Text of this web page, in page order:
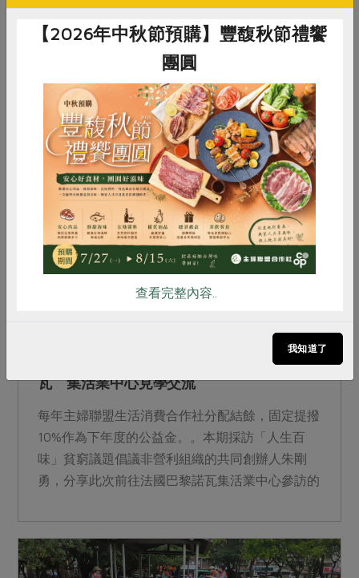
食農教育強調「親手做」，包括學習怎麼生產、怎
麼烹調。但過小的孩子不適合下廚怎麼辦？我們來
看看社團法人台灣兒童食育協會理事長林慧君給大
善用公益金「人生百味」參訪法國巴黎諾
瓦 集活業中心見學交流
每年主婦聯盟生活消費合作社分配結餘，固定提撥
10%作為下年度的公益金。。本期採訪「人生百
味」貧窮議題倡議非營利組織的共同創辦人朱剛
勇，分享此次前往法國巴黎諾瓦集活業中心參訪的
許多具體作法。
惜食 RPET 食譜 減硝酸鹽
雞蛋 食安 共同購買
【2026年中秋節預購】豐馥秋節禮饗
團圓
查看完整內容..
我知道了